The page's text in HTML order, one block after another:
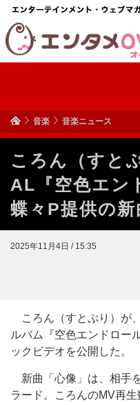
音楽 音楽ニュース
ころん（すと
AL『空色エン
蝶々P提供の
2025年11月4日 / 15:35
ころん（すとぷり）が
ルバム『空色エンドロー
ックビデオを公開した。
新曲「心像」は、相手
ラード。ころんのMV再